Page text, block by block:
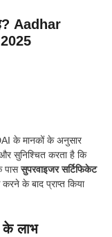
Aadhar
के मानकों के अनुसार
सुनिश्चित करता है कि
पाससुपरवाइजर सर्टिफिकेट
करने के बाद प्राप्त किया
के लाभ